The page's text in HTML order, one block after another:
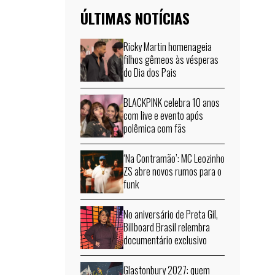
ÚLTIMAS NOTÍCIAS
Ricky Martin homenageia
filhos gêmeos às vésperas
do Dia dos Pais
BLACKPINK celebra 10 anos
com live e evento após
polêmica com fãs
‘Na Contramão’: MC Leozinho
ZS abre novos rumos para o
funk
No aniversário de Preta Gil,
Billboard Brasil relembra
documentário exclusivo
Glastonbury 2027: quem